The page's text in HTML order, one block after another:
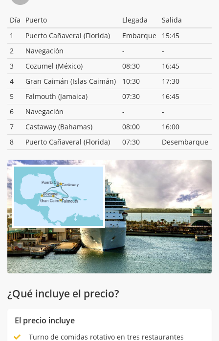
Día Puerto Llegada
Salida
1
Puerto Cañaveral (Florida) Embarque
15:45
2
Navegación -
-
3
Cozumel (México) 08:30
16:45
4
Gran Caimán (Islas Caimán) 10:30
17:30
5
Falmouth (Jamaica) 07:30
16:45
6
Navegación -
-
7
Castaway (Bahamas) 08:00
16:00
8
Puerto Cañaveral (Florida) 07:30 Desembarque
¿Qué incluye el precio?
El precio incluye
Turno de comidas rotativo en tres restaurantes